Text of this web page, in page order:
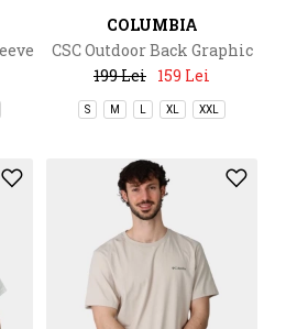
COLUMBIA
CSC Outdoor Back Graphic
Tee
199 Lei 159 Lei
S M XL XXL